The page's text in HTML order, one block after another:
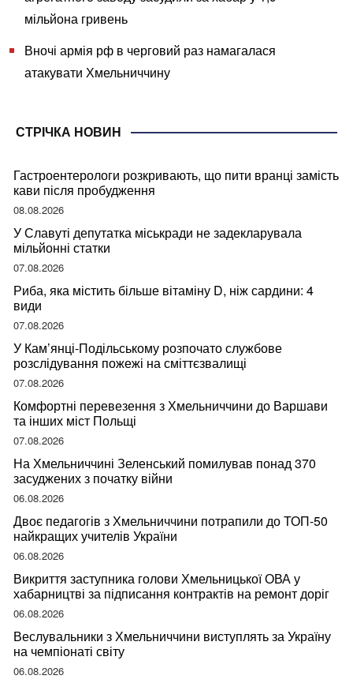
мільйона гривень
Вночі армія рф в черговий раз намагалася
атакувати Хмельниччину
СТРІЧКА НОВИН
Гастроентерологи розкривають, що пити вранці замість
кави після пробудження
08.08.2026
У Славуті депутатка міськради не задекларувала
мільйонні статки
07.08.2026
Риба, яка містить більше вітаміну D, ніж сардини: 4
види
07.08.2026
У Кам’янці-Подільському розпочато службове
розслідування пожежі на сміттєзвалищі
07.08.2026
Комфортні перевезення з Хмельниччини до Варшави
та інших міст Польщі
07.08.2026
На Хмельниччині Зеленський помилував понад 370
засуджених з початку війни
06.08.2026
Двоє педагогів з Хмельниччини потрапили до ТОП-50
найкращих учителів України
06.08.2026
Викриття заступника голови Хмельницької ОВА у
хабарництві за підписання контрактів на ремонт доріг
06.08.2026
Веслувальники з Хмельниччини виступлять за Україну
на чемпіонаті світу
06.08.2026